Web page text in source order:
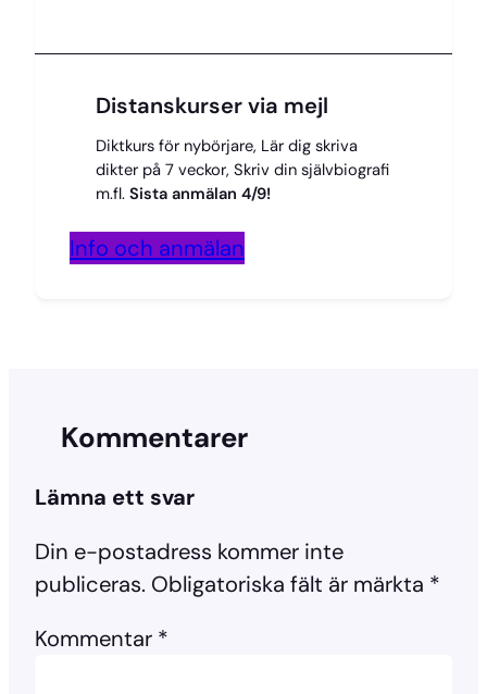
Distanskurser via mejl
Diktkurs för nybörjare, Lär dig skriva
dikter på 7 veckor, Skriv din självbiografi
m.fl. Sista anmälan 4/9!
Info och anmälan
Kommentarer
Lämna ett svar
Din e-postadress kommer inte
publiceras. Obligatoriska fält är märkta *
Kommentar *